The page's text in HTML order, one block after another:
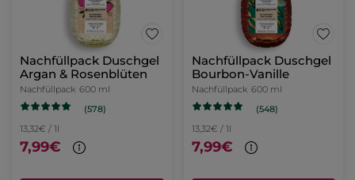
Nachfüllpack Duschgel
Argan & Rosenblüten
Nachfüllpack 600 ml
(578)
13,32€ / 1l
7,99€
Nachfüllpack Duschgel
Bourbon-Vanille
Nachfüllpack 600 ml
(548)
13,32€ / 1l
7,99€